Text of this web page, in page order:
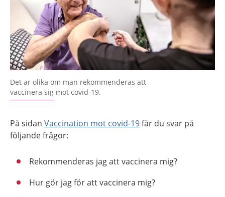
Det är olika om man rekommenderas att
vaccinera sig mot covid-19.
På sidan Vaccination mot covid-19får du svar på
följande frågor:
Rekommenderas jag att vaccinera mig?
Hur gör jag för att vaccinera mig?